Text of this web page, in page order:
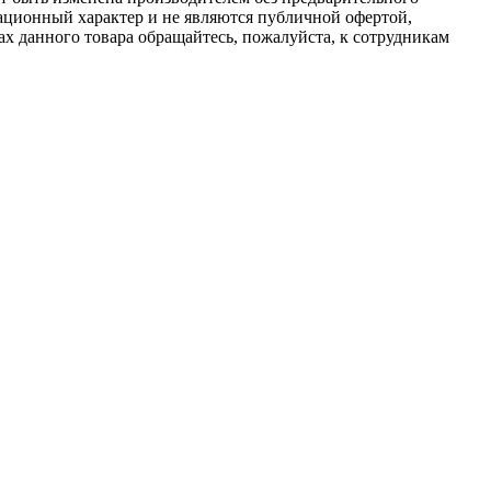
характер и не являются публичной офертой,
данного товара обращайтесь, пожалуйста, к сотрудникам